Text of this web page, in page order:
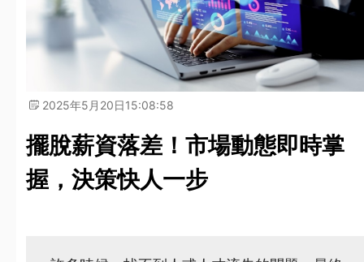
2025年5月20日15:08:58
擺脫薪資落差！市場動態即時掌
握，決策快人一步